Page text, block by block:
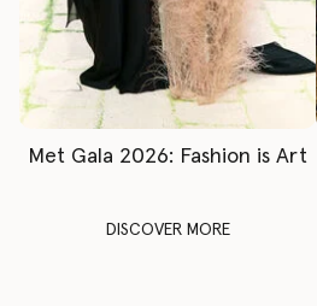
Met Gala 2026: Fashion is Art
DISCOVER MORE